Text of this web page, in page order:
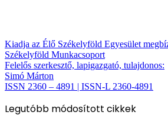
Kiadja az Élő Székelyföld Egyesület
Székelyföld Munkacsoport
Felelős szerkesztő, lapigazgató, tulajdonos:
Simó Márton
ISSN 2360 – 4891 | ISSN-L 2360-4891
Legutóbb módosított cikkek